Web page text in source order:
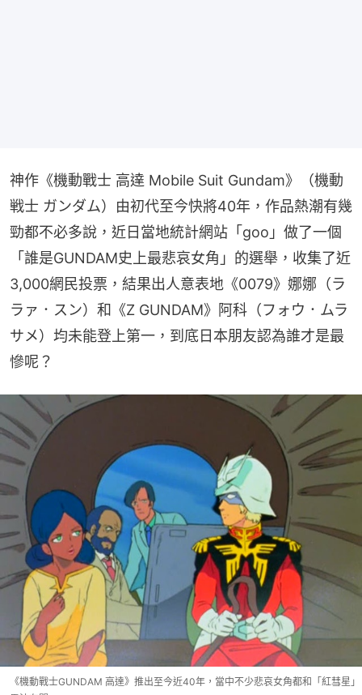
神作《機動戰士 高達 Mobile Suit Gundam》（機動
戦士 ガンダム）由初代至今快將40年，作品熱潮有幾
勁都不必多說，近日當地統計網站「goo」做了一個
「誰是GUNDAM史上最悲哀女角」的選舉，收集了近
3,000網民投票，結果出人意表地《0079》娜娜（ラ
ラァ．スン）和《Z GUNDAM》阿科（フォウ．ムラ
サメ）均未能登上第一，到底日本朋友認為誰才是最
慘呢？
《機動戰士GUNDAM 高達》推出至今近40年，當中不少悲哀女角都和「紅彗星」